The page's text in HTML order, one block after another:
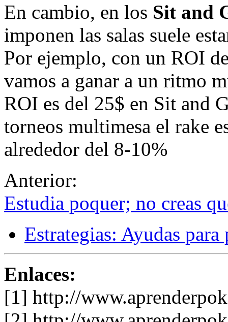
En cambio, en los Sit and
imponen las salas suele
Por ejemplo, con un ROI
vamos a ganar a un ritmo
ROI es del 25$ en Sit and
torneos multimesa el rake
alrededor del 8-10%
Anterior:
Estudia poquer; no creas
Estrategias: Ayudas
Enlaces:
[1] http://